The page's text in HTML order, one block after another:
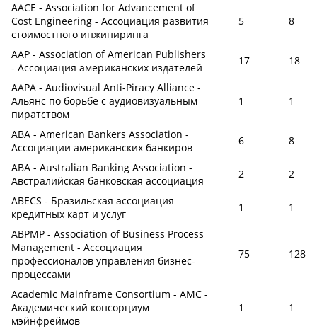
AACE - Association for Advancement of
Cost Engineering - Ассоциация развития
стоимостного инжиниринга
5 8
AAP - Association of American Publishers
- Ассоциация американских издателей
17
18
AAPA - Audiovisual Anti-Piracy Alliance -
Альянс по борьбе с аудиовизуальным
пиратством
1 1
ABA - American Bankers Association -
Ассоциации американских банкиров
6
8
ABA - Australian Banking Association -
Австралийская банковская ассоциация
2
2
ABECS - Бразильская ассоциация
кредитных карт и услуг
1
1
ABPMP - Association of Business Process
Management - Ассоциация
профессионалов управления бизнес-
процессами
75 128
Academic Mainframe Consortium - AMC -
Академический консорциум
мэйнфреймов
1 1